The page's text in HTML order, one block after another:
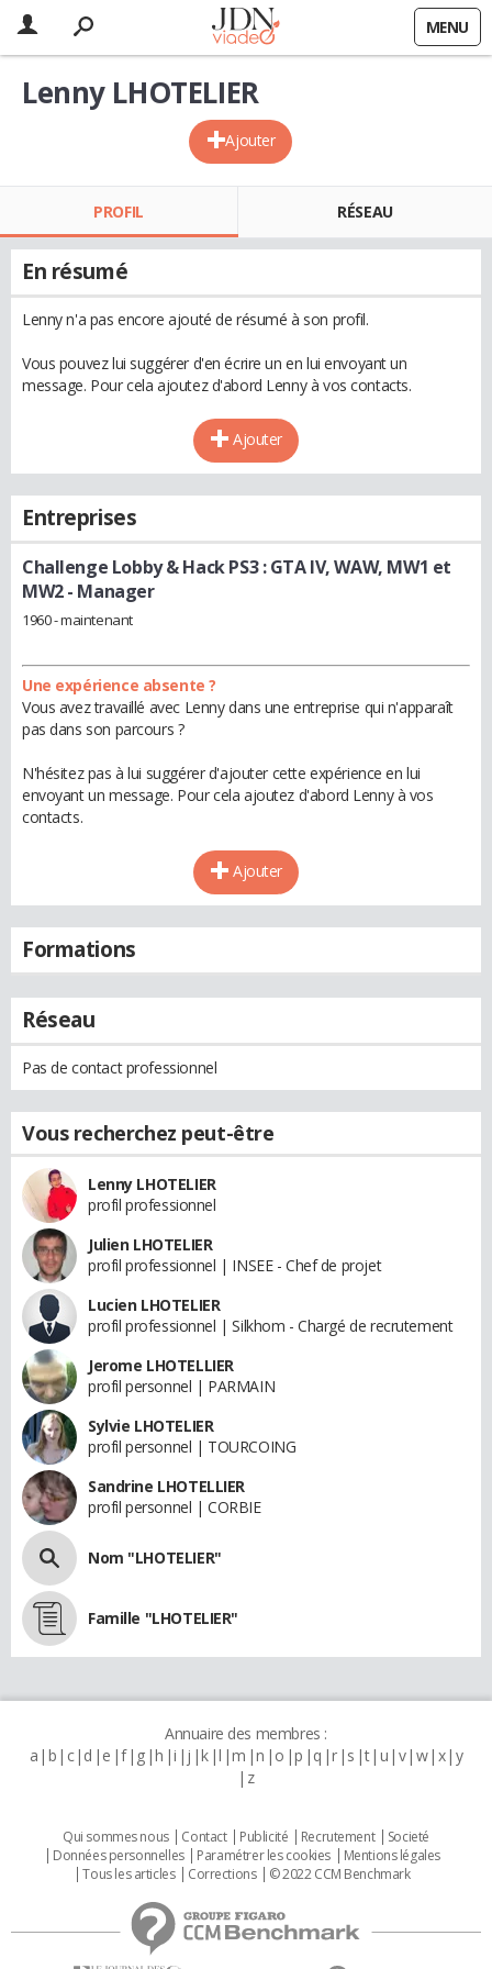
MENU
Ajouter
Lenny LHOTELIER
PROFIL RÉSEAU
En résumé
Lenny n'a pas encore ajouté de résumé à son profil.
Vous pouvez lui suggérer d'en écrire un en lui envoyant un
message. Pour cela ajoutez d'abord Lenny à vos contacts.
Ajouter
Entreprises
Challenge Lobby & Hack PS3 : GTA IV, WAW, MW1 et
MW2- Manager
1960 - maintenant
Une expérience absente ?
Vous avez travaillé avec Lenny dans une entreprise qui n'apparaît
pas dans son parcours ?
N'hésitez pas à lui suggérer d'ajouter cette expérience en lui
envoyant un message. Pour cela ajoutez d'abord Lenny à vos
contacts.
Ajouter
Formations
Réseau
Pas de contact professionnel
Vous recherchez peut-être
Lenny LHOTELIER
profil professionnel
Julien LHOTELIER
profil professionnel | INSEE - Chef de projet
Lucien LHOTELIER
profil professionnel | Silkhom - Chargé de recrutement
Jerome LHOTELLIER
profil personnel | PARMAIN
Sylvie LHOTELIER
profil personnel | TOURCOING
Sandrine LHOTELLIER
profil personnel | CORBIE
Nom "LHOTELIER"
Famille "LHOTELIER"
Annuaire des membres :
a b c d e f g h i j k l m n o p q r s t u v w x y
z
Qui sommes nous Contact Publicité Recrutement
Societé
Données personnelles
Paramétrer les cookies
Mentions légales
Tous les articles
Corrections © 2022 CCM Benchmark